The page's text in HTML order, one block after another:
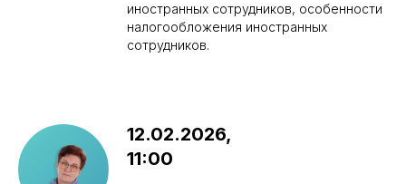
иностранных сотрудников, особенности
налогообложения иностранных
сотрудников.
12.02.2026,
11:00